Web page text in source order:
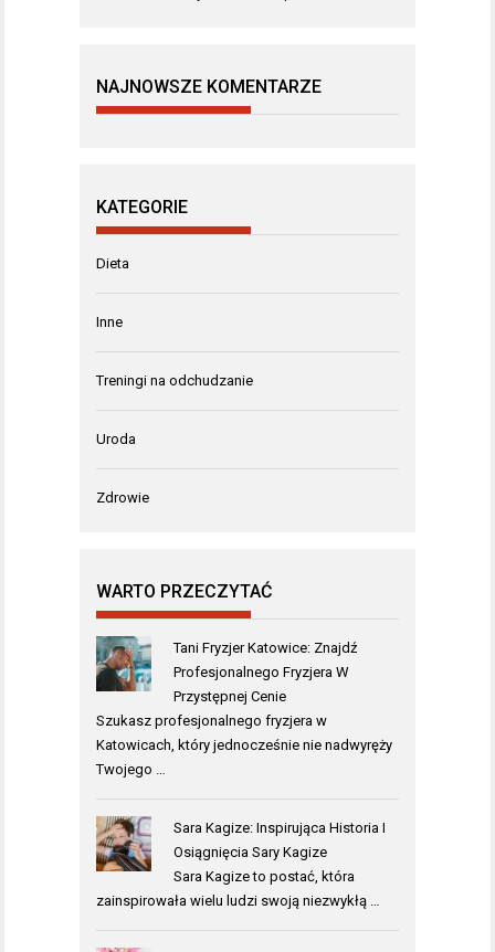
NAJNOWSZE KOMENTARZE
KATEGORIE
Dieta
Inne
Treningi na odchudzanie
Uroda
Zdrowie
WARTO PRZECZYTAĆ
Tani Fryzjer Katowice: Znajdź
Profesjonalnego Fryzjera W
Przystępnej Cenie
Szukasz profesjonalnego fryzjera w
Katowicach, który jednocześnie nie nadwyręży
Twojego …
Sara Kagize: Inspirująca Historia I
Osiągnięcia Sary Kagize
Sara Kagize to postać, która
zainspirowała wielu ludzi swoją niezwykłą …